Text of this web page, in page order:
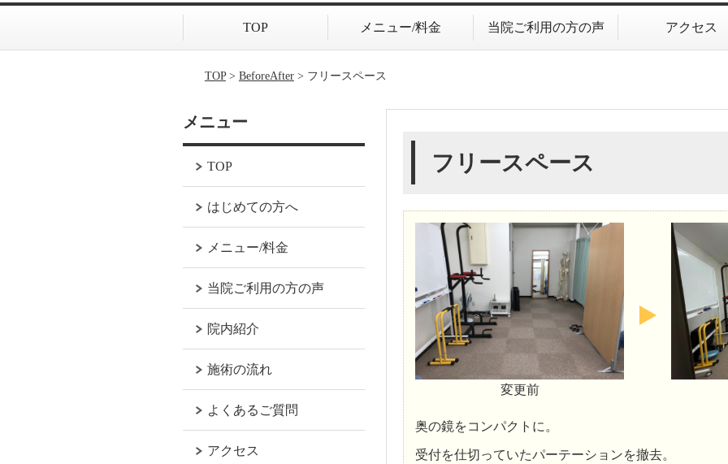
TOP メニュー/料金 当院ご利用の方の声 アクセス
TOP> BeforeAfter> フリースペース
フリースペース
変更前
奥の鏡をコンパクトに。
受付を仕切っていたパーテーションを撤去。
メニュー
TOP
はじめての方へ
メニュー/料金
当院ご利用の方の声
院内紹介
施術の流れ
よくあるご質問
アクセス